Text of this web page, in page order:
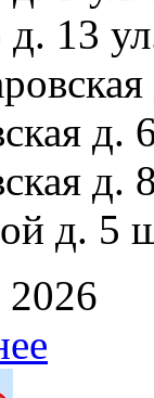
13
д.
д.
д. 5